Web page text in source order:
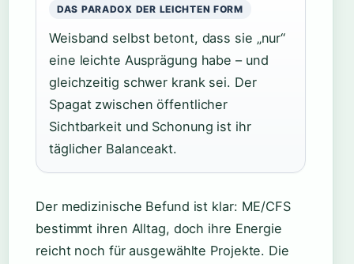
DAS PARADOX DER LEICHTEN FORM
Weisband selbst betont, dass sie „nur“
eine leichte Ausprägung habe – und
gleichzeitig schwer krank sei. Der
Spagat zwischen öffentlicher
Sichtbarkeit und Schonung ist ihr
täglicher Balanceakt.
Der medizinische Befund ist klar: ME/CFS
bestimmt ihren Alltag, doch ihre Energie
reicht noch für ausgewählte Projekte. Die